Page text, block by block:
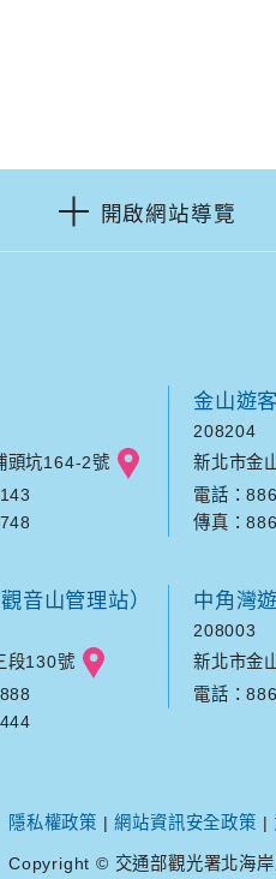
開啟網站導覽
頭坑164-2號
金山遊
208204
新北市金
電話：
傳真：
音山管理站）
段130號
中角灣
208003
新北市金
電話：
隱私權政策 |網站資訊安全政策 |
Copyright © 交通部觀光署北海